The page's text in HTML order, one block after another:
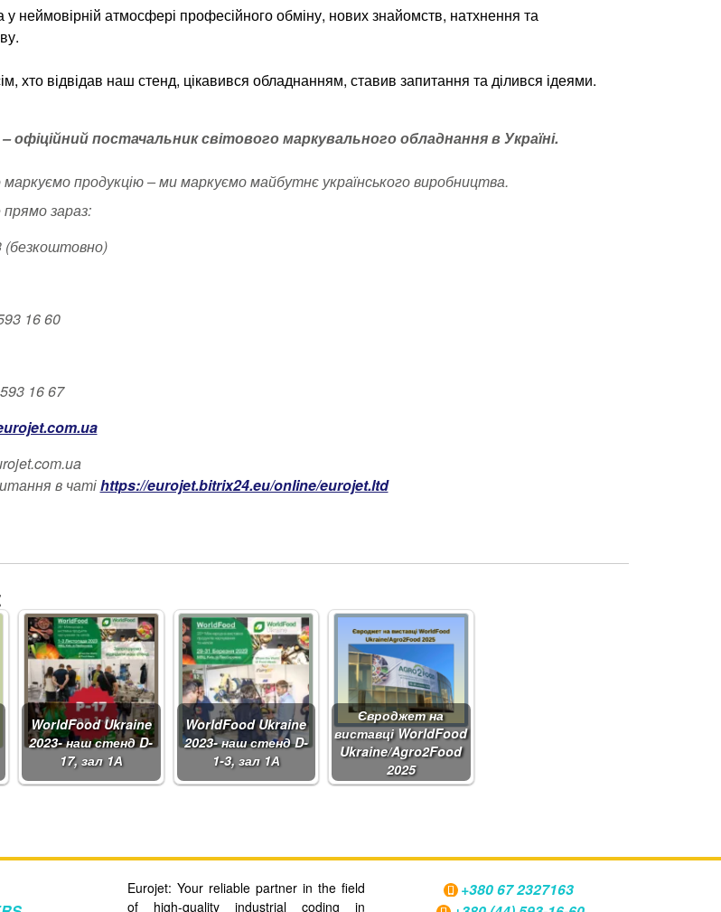
неймовірній атмосфері професійного обміну, нових знайомств, натхнення та
хто відвідав наш стенд, цікавився обладнанням, ставив запитання та ділився ідеями.
офіційний постачальник світового маркувального обладнання в Україні.
продукцію – ми маркуємо майбутнє українського виробництва.
зараз:
(безкоштовно)
16 60
16 67
в чатіhttps://eurojet.bitrix24.eu/online/eurojet.ltd
WorldFood Ukraine
2023- наш стенд D-
17, зал 1А
WorldFood Ukraine
2023- наш стенд D-
1-3, зал 1А
Євроджет на
виставці WorldFood
Ukraine/Agro2Food
2025
Eurojet: Your reliable partner in the field
of high-quality industrial coding in
+380 67 2327163